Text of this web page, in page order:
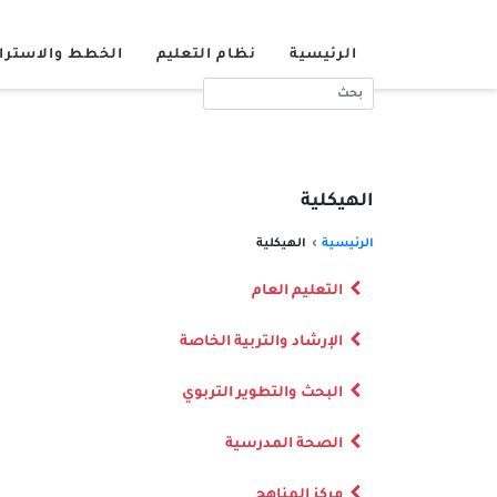
الرئيسية نظام التعليم الخطط
الهيكلية
الرئيسية الهيكلية
التعليم العام
الإرشاد والتربية الخاصة
البحث والتطوير التربوي
الصحة المدرسية